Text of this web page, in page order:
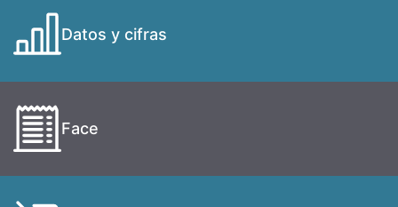
Datos y cifras
Face